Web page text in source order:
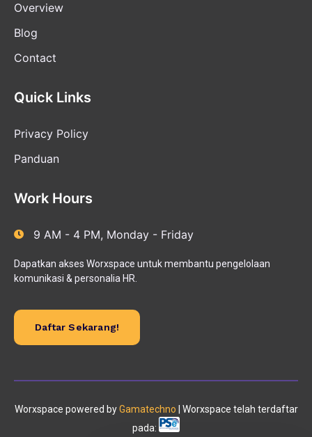
Overview
Blog
Contact
Quick Links
Privacy Policy
Panduan
Work Hours
9 AM - 4 PM, Monday - Friday
Dapatkan akses Worxspace untuk membantu pengelolaan
komunikasi & personalia HR.
Daftar Sekarang!
Worxspace powered byGamatechno | Worxspace telah terdaftar
pada: